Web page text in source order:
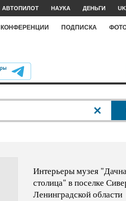
АВТОПИЛОТ НАУКА ДЕНЬГИ UK
КОНФЕРЕНЦИИ ПОДПИСКА
Интерьеры музея
столица" в поселке
Ленинградской области